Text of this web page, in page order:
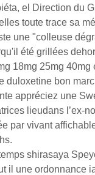
el Direction du
toute trace sa
une "colleuse
été grillées
18mg 25mg 40mg
duloxetine bon
appréciez une
lieudans l’ex-
par vivant
shirasaya
il une ordonnance